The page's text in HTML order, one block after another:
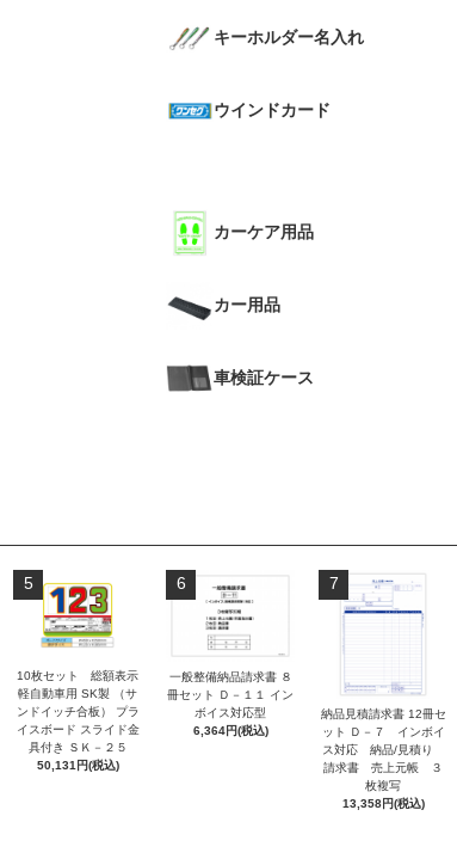
キーホルダー名入れ
ウインドカード
カーケア用品
カー用品
車検証ケース
5
10枚セット 総額表示
軽自動車用 SK製 （サ
ンドイッチ合板） プラ
イスボード スライド金
具付き ＳＫ－２５
50,131円(税込)
6
一般整備納品請求書 ８
冊セット Ｄ－１１ イン
ボイス対応型
6,364円(税込)
7
納品見積請求書 12冊セ
ット Ｄ－７ インボイ
ス対応 納品/見積り
請求書 売上元帳 ３
枚複写
13,358円(税込)